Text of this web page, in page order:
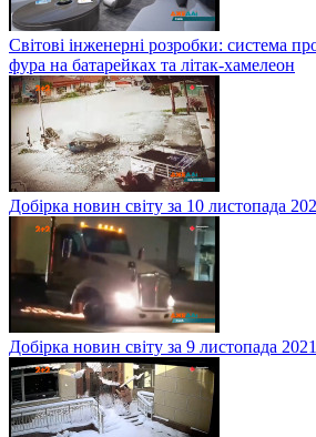
Світові інженерні розробки: система
фура на батарейках та літак-хамелеон
Добірка новин світу за 10 листопада
Добірка новин світу за 9 листопада